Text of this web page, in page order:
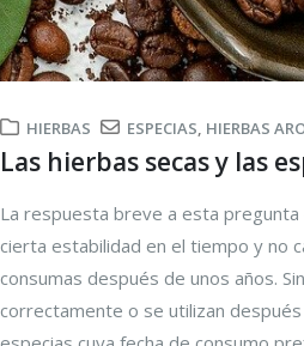
HIERBAS ESPECIAS, HIERBAS
Las hierbas secas y las
La respuesta breve a esta
cierta estabilidad en el tiempo y no
consumas después de unos años.
correctamente o se utilizan